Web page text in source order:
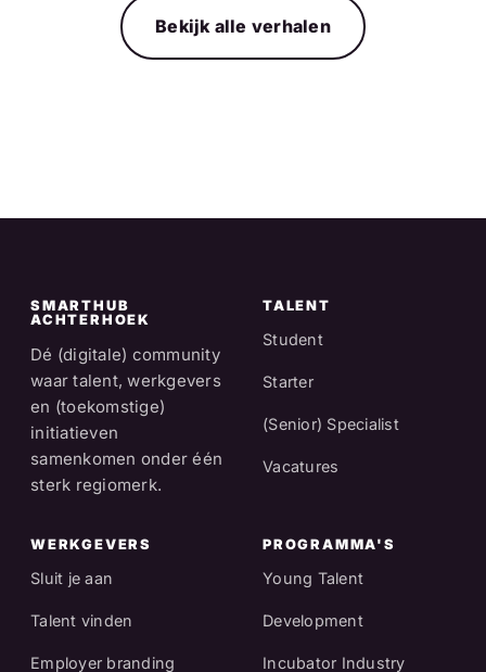
Bekijk alle verhalen
SMARTHUB
ACHTERHOEK
Dé (digitale) community
waar talent, werkgevers
en (toekomstige)
initiatieven
samenkomen onder één
sterk regiomerk.
TALENT
Student
Starter
(Senior) Specialist
Vacatures
WERKGEVERS
Sluit je aan
Talent vinden
Employer branding
PROGRAMMA'S
Young Talent
Development
Incubator Industry